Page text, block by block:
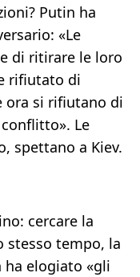
Putin ha
«Le
di ritirare le loro
rifiutato di
ora si rifiutano di
Le
spettano a Kiev.
cercare la
stesso tempo, la
ha elogiato «gli